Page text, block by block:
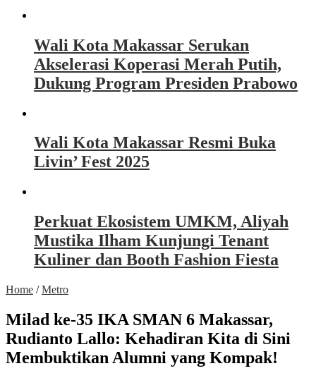
Wali Kota Makassar Serukan
Akselerasi Koperasi Merah Putih,
Dukung Program Presiden Prabowo
Wali Kota Makassar Resmi Buka
Livin’ Fest 2025
Perkuat Ekosistem UMKM, Aliyah
Mustika Ilham Kunjungi Tenant
Kuliner dan Booth Fashion Fiesta
Home /Metro
Milad ke-35 IKA SMAN 6 Makassar,
Rudianto Lallo: Kehadiran Kita di Sini
Membuktikan Alumni yang Kompak!